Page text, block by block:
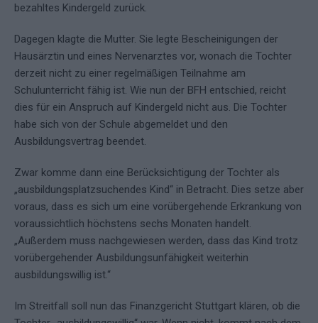
bezahltes Kindergeld zurück.
Dagegen klagte die Mutter. Sie legte Bescheinigungen der
Hausärztin und eines Nervenarztes vor, wonach die Tochter
derzeit nicht zu einer regelmäßigen Teilnahme am
Schulunterricht fähig ist. Wie nun der BFH entschied, reicht
dies für ein Anspruch auf Kindergeld nicht aus. Die Tochter
habe sich von der Schule abgemeldet und den
Ausbildungsvertrag beendet.
Zwar komme dann eine Berücksichtigung der Tochter als
„ausbildungsplatzsuchendes Kind“ in Betracht. Dies setze aber
voraus, dass es sich um eine vorübergehende Erkrankung von
voraussichtlich höchstens sechs Monaten handelt.
„Außerdem muss nachgewiesen werden, dass das Kind trotz
vorübergehender Ausbildungsunfähigkeit weiterhin
ausbildungswillig ist.“
Im Streitfall soll nun das Finanzgericht Stuttgart klären, ob die